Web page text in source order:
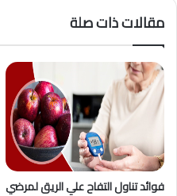
مقالات ذات صلة
فوائد تناول التفاح علي الريق لمرضي